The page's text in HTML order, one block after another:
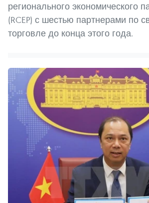
регионального экономического
(RCEP) с шестью партнерами по
торговле до конца этого года.